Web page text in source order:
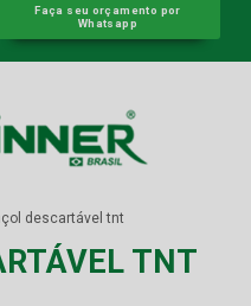
Faça seu orçamento por
Whatsapp
descartável tnt
TNT